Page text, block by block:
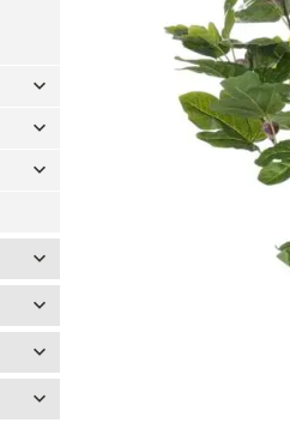
keyboard_arrow_down
keyboard_arrow_down
keyboard_arrow_down
keyboard_arrow_down
keyboard_arrow_down
keyboard_arrow_down
keyboard_arrow_down